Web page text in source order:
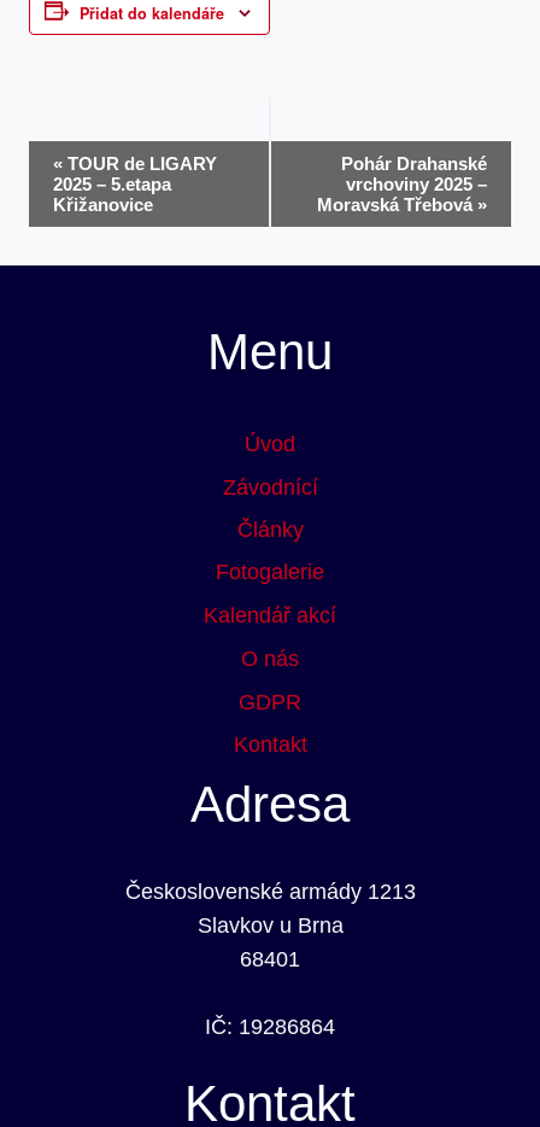
Přidat do kalendáře
Navigace
pro
« TOUR de LIGARY
2025 – 5.etapa
Křižanovice
Pohár Drahanské
vrchoviny 2025 –
Moravská Třebová »
Menu
Úvod
Závodnící
Články
Fotogalerie
Kalendář akcí
O nás
GDPR
Kontakt
Adresa
Československé armády 1213
Slavkov u Brna
68401
IČ: 19286864
Kontakt